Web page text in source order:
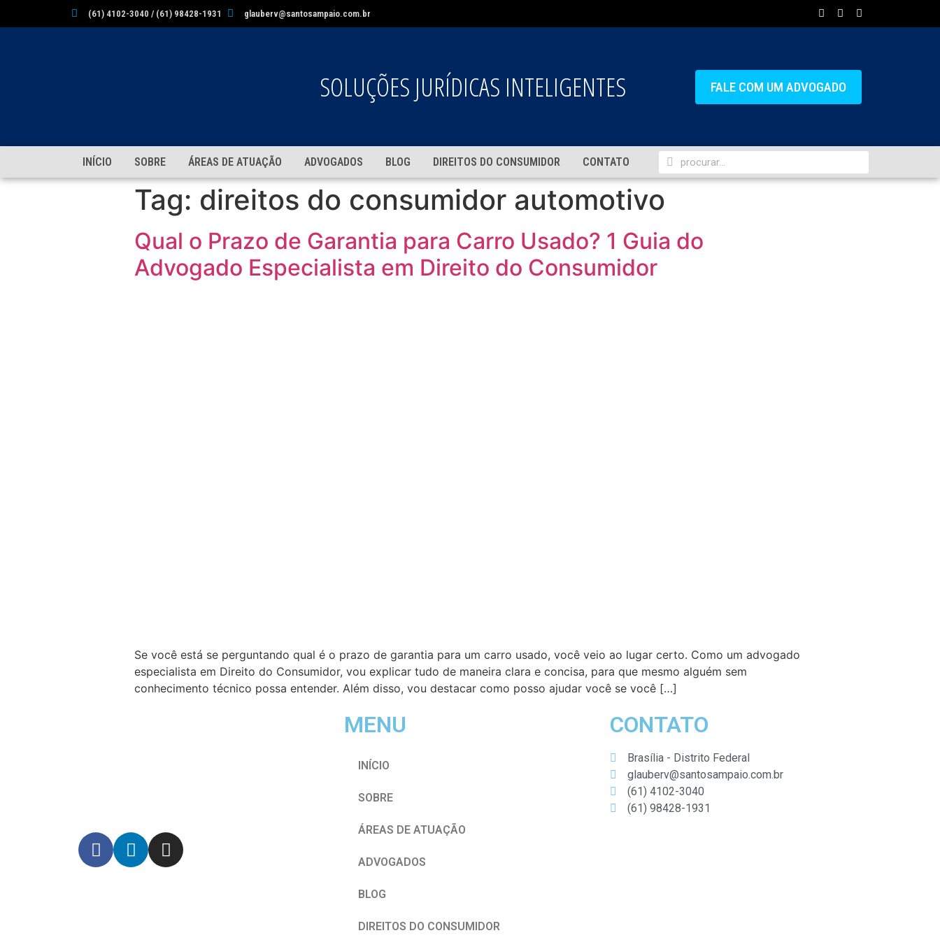
(61) 4102-3040 / (61) 98428-1931 glauberv@santosampaio.com.br
SOLUÇÕES JURÍDICAS INTELIGENTES FALE COM UM ADVOGADO
INÍCIO SOBRE ÁREAS DE ATUAÇÃO ADVOGADOS BLOG DIREITOS DO CONSUMIDOR CONTATO
Tag: direitos do consumidor automotivo
Qual o Prazo de Garantia para Carro Usado? 1 Guia do
Advogado Especialista em Direito do Consumidor
Se você está se perguntando qual é o prazo de garantia para um carro usado, você veio ao lugar certo. Como um advogado
especialista em Direito do Consumidor, vou explicar tudo de maneira clara e concisa, para que mesmo alguém sem
conhecimento técnico possa entender. Além disso, vou destacar como posso ajudar você se você […]
MENU
INÍCIO
SOBRE
ÁREAS DE ATUAÇÃO
ADVOGADOS
BLOG
DIREITOS DO CONSUMIDOR
CONTATO
Brasília - Distrito Federal
glauberv@santosampaio.com.br
(61) 4102-3040
(61) 98428-1931